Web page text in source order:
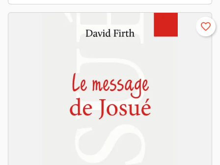
favorite_border